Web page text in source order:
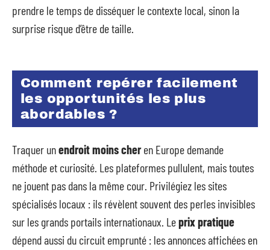
prendre le temps de disséquer le contexte local, sinon la
surprise risque d’être de taille.
Comment repérer facilement
les opportunités les plus
abordables ?
Traquer unendroit moins cheren Europe demande
méthode et curiosité. Les plateformes pullulent, mais toutes
ne jouent pas dans la même cour. Privilégiez les sites
spécialisés locaux : ils révèlent souvent des perles invisibles
sur les grands portails internationaux. Leprix pratique
dépend aussi du circuit emprunté : les annonces affichées en